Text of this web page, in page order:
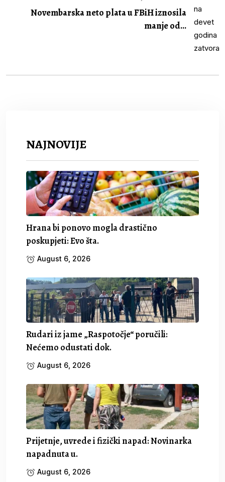
Novembarska neto plata u FBiH iznosila
manje od...
NAJNOVIJE
Hrana bi ponovo mogla drastično
poskupjeti: Evo šta.
August 6, 2026
Rudari iz jame „Raspotočje“ poručili:
Nećemo odustati dok.
August 6, 2026
Prijetnje, uvrede i fizički napad: Novinarka
napadnuta u.
August 6, 2026